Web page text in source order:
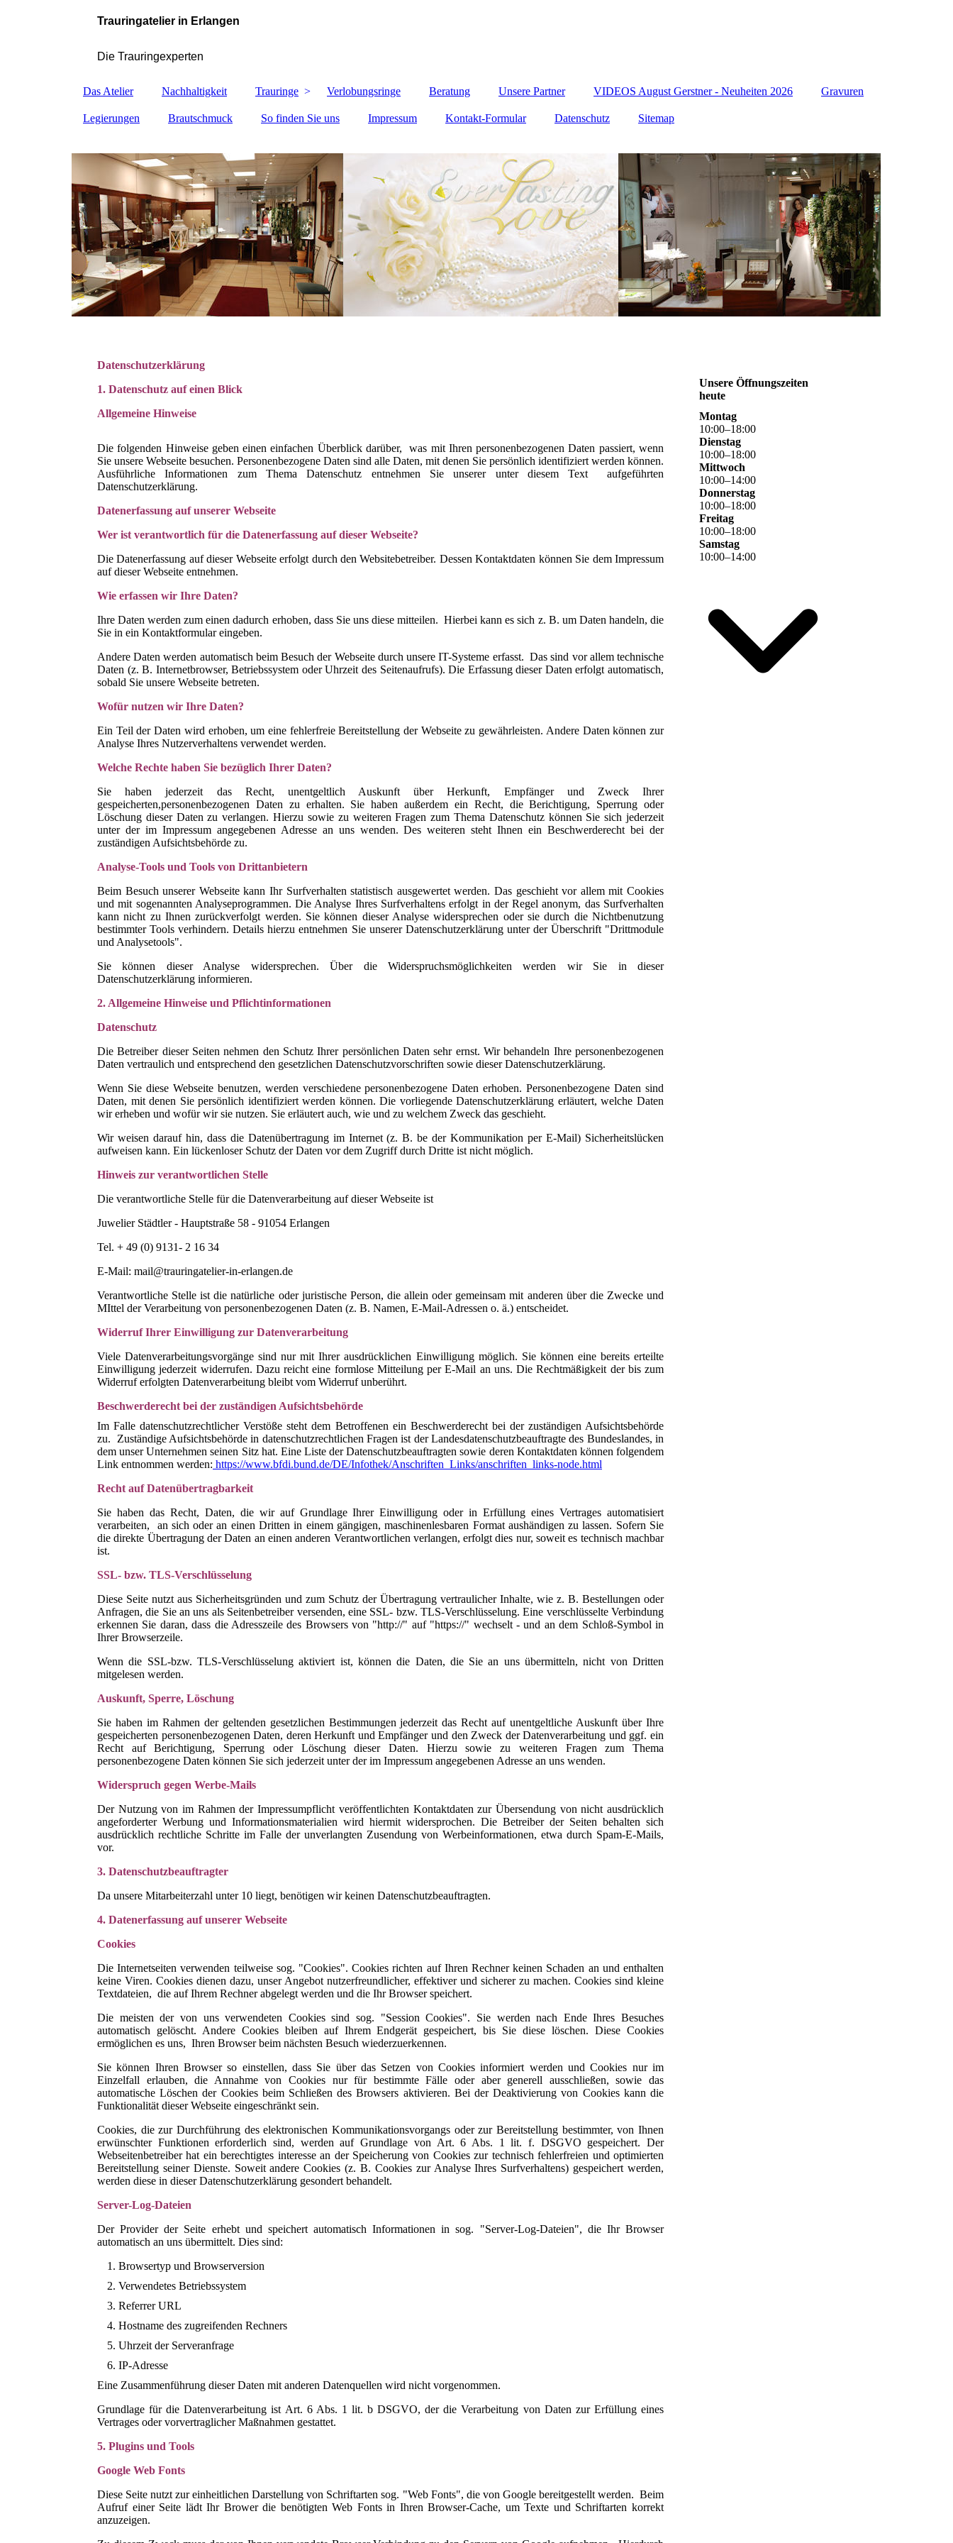
Trauringatelier in Erlangen
Die Trauringexperten
Das Atelier Nachhaltigkeit Trauringe Verlobungsringe Beratung Unsere Partner VIDEOS August Gerstner - Neuheiten 2026 Gravuren
Legierungen Brautschmuck So finden Sie uns Impressum Kontakt-Formular Datenschutz Sitemap
Datenschutzerklärung
1. Datenschutz auf einen Blick
Allgemeine Hinweise
Die folgenden Hinweise geben einen einfachen Überblick darüber, was mit Ihren personenbezogenen Daten passiert, wenn
Sie unsere Webseite besuchen. Personenbezogene Daten sind alle Daten, mit denen Sie persönlich identifiziert werden können.
Ausführliche Informationen zum Thema Datenschutz entnehmen Sie unserer unter diesem Text aufgeführten
Datenschutzerklärung.
Datenerfassung auf unserer Webseite
Wer ist verantwortlich für die Datenerfassung auf dieser Webseite?
Die Datenerfassung auf dieser Webseite erfolgt durch den Websitebetreiber. Dessen Kontaktdaten können Sie dem Impressum
auf dieser Webseite entnehmen.
Wie erfassen wir Ihre Daten?
Ihre Daten werden zum einen dadurch erhoben, dass Sie uns diese mitteilen. Hierbei kann es sich z. B. um Daten handeln, die
Sie in ein Kontaktformular eingeben.
Andere Daten werden automatisch beim Besuch der Webseite durch unsere IT-Systeme erfasst. Das sind vor allem technische
Daten (z. B. Internetbrowser, Betriebssystem oder Uhrzeit des Seitenaufrufs). Die Erfassung dieser Daten erfolgt automatisch,
sobald Sie unsere Webseite betreten.
Wofür nutzen wir Ihre Daten?
Ein Teil der Daten wird erhoben, um eine fehlerfreie Bereitstellung der Webseite zu gewährleisten. Andere Daten können zur
Analyse Ihres Nutzerverhaltens verwendet werden.
Welche Rechte haben Sie bezüglich Ihrer Daten?
Sie haben jederzeit das Recht, unentgeltlich Auskunft über Herkunft, Empfänger und Zweck Ihrer
gespeicherten,personenbezogenen Daten zu erhalten. Sie haben außerdem ein Recht, die Berichtigung, Sperrung oder
Löschung dieser Daten zu verlangen. Hierzu sowie zu weiteren Fragen zum Thema Datenschutz können Sie sich jederzeit
unter der im Impressum angegebenen Adresse an uns wenden. Des weiteren steht Ihnen ein Beschwerderecht bei der
zuständigen Aufsichtsbehörde zu.
Analyse-Tools und Tools von Drittanbietern
Beim Besuch unserer Webseite kann Ihr Surfverhalten statistisch ausgewertet werden. Das geschieht vor allem mit Cookies
und mit sogenannten Analyseprogrammen. Die Analyse Ihres Surfverhaltens erfolgt in der Regel anonym, das Surfverhalten
kann nicht zu Ihnen zurückverfolgt werden. Sie können dieser Analyse widersprechen oder sie durch die Nichtbenutzung
bestimmter Tools verhindern. Details hierzu entnehmen Sie unserer Datenschutzerklärung unter der Überschrift "Drittmodule
und Analysetools".
Sie können dieser Analyse widersprechen. Über die Widerspruchsmöglichkeiten werden wir Sie in dieser
Datenschutzerklärung informieren.
2. Allgemeine Hinweise und Pflichtinformationen
Datenschutz
Die Betreiber dieser Seiten nehmen den Schutz Ihrer persönlichen Daten sehr ernst. Wir behandeln Ihre personenbezogenen
Daten vertraulich und entsprechend den gesetzlichen Datenschutzvorschriften sowie dieser Datenschutzerklärung.
Wenn Sie diese Webseite benutzen, werden verschiedene personenbezogene Daten erhoben. Personenbezogene Daten sind
Daten, mit denen Sie persönlich identifiziert werden können. Die vorliegende Datenschutzerklärung erläutert, welche Daten
wir erheben und wofür wir sie nutzen. Sie erläutert auch, wie und zu welchem Zweck das geschieht.
Wir weisen darauf hin, dass die Datenübertragung im Internet (z. B. be der Kommunikation per E-Mail) Sicherheitslücken
aufweisen kann. Ein lückenloser Schutz der Daten vor dem Zugriff durch Dritte ist nicht möglich.
Hinweis zur verantwortlichen Stelle
Die verantwortliche Stelle für die Datenverarbeitung auf dieser Webseite ist
Juwelier Städtler - Hauptstraße 58 - 91054 Erlangen
Tel. + 49 (0) 9131- 2 16 34
E-Mail: mail@trauringatelier-in-erlangen.de
Verantwortliche Stelle ist die natürliche oder juristische Person, die allein oder gemeinsam mit anderen über die Zwecke und
MIttel der Verarbeitung von personenbezogenen Daten (z. B. Namen, E-Mail-Adressen o. ä.) entscheidet.
Widerruf Ihrer Einwilligung zur Datenverarbeitung
Viele Datenverarbeitungsvorgänge sind nur mit Ihrer ausdrücklichen Einwilligung möglich. Sie können eine bereits erteilte
Einwilligung jederzeit widerrufen. Dazu reicht eine formlose Mitteilung per E-Mail an uns. Die Rechtmäßigkeit der bis zum
Widerruf erfolgten Datenverarbeitung bleibt vom Widerruf unberührt.
Beschwerderecht bei der zuständigen Aufsichtsbehörde
Im Falle datenschutzrechtlicher Verstöße steht dem Betroffenen ein Beschwerderecht bei der zuständigen Aufsichtsbehörde
zu. Zuständige Aufsichtsbehörde in datenschutzrechtlichen Fragen ist der Landesdatenschutzbeauftragte des Bundeslandes, in
dem unser Unternehmen seinen Sitz hat. Eine Liste der Datenschutzbeauftragten sowie deren Kontaktdaten können folgendem
Link entnommen werden: https://www.bfdi.bund.de/DE/Infothek/Anschriften_Links/anschriften_links-node.html
Recht auf Datenübertragbarkeit
Sie haben das Recht, Daten, die wir auf Grundlage Ihrer Einwilligung oder in Erfüllung eines Vertrages automatisiert
verarbeiten, an sich oder an einen Dritten in einem gängigen, maschinenlesbaren Format aushändigen zu lassen. Sofern Sie
die direkte Übertragung der Daten an einen anderen Verantwortlichen verlangen, erfolgt dies nur, soweit es technisch machbar
ist.
SSL- bzw. TLS-Verschlüsselung
Diese Seite nutzt aus Sicherheitsgründen und zum Schutz der Übertragung vertraulicher Inhalte, wie z. B. Bestellungen oder
Anfragen, die Sie an uns als Seitenbetreiber versenden, eine SSL- bzw. TLS-Verschlüsselung. Eine verschlüsselte Verbindung
erkennen Sie daran, dass die Adresszeile des Browsers von "http://" auf "https://" wechselt - und an dem Schloß-Symbol in
Ihrer Browserzeile.
Wenn die SSL-bzw. TLS-Verschlüsselung aktiviert ist, können die Daten, die Sie an uns übermitteln, nicht von Dritten
mitgelesen werden.
Auskunft, Sperre, Löschung
Sie haben im Rahmen der geltenden gesetzlichen Bestimmungen jederzeit das Recht auf unentgeltliche Auskunft über Ihre
gespeicherten personenbezogenen Daten, deren Herkunft und Empfänger und den Zweck der Datenverarbeitung und ggf. ein
Recht auf Berichtigung, Sperrung oder Löschung dieser Daten. Hierzu sowie zu weiteren Fragen zum Thema
personenbezogene Daten können Sie sich jederzeit unter der im Impressum angegebenen Adresse an uns wenden.
Widerspruch gegen Werbe-Mails
Der Nutzung von im Rahmen der Impressumpflicht veröffentlichten Kontaktdaten zur Übersendung von nicht ausdrücklich
angeforderter Werbung und Informationsmaterialien wird hiermit widersprochen. Die Betreiber der Seiten behalten sich
ausdrücklich rechtliche Schritte im Falle der unverlangten Zusendung von Werbeinformationen, etwa durch Spam-E-Mails,
vor.
3. Datenschutzbeauftragter
Da unsere Mitarbeiterzahl unter 10 liegt, benötigen wir keinen Datenschutzbeauftragten.
4. Datenerfassung auf unserer Webseite
Cookies
Die Internetseiten verwenden teilweise sog. "Cookies". Cookies richten auf Ihren Rechner keinen Schaden an und enthalten
keine Viren. Cookies dienen dazu, unser Angebot nutzerfreundlicher, effektiver und sicherer zu machen. Cookies sind kleine
Textdateien, die auf Ihrem Rechner abgelegt werden und die Ihr Browser speichert.
Die meisten der von uns verwendeten Cookies sind sog. "Session Cookies". Sie werden nach Ende Ihres Besuches
automatisch gelöscht. Andere Cookies bleiben auf Ihrem Endgerät gespeichert, bis Sie diese löschen. Diese Cookies
ermöglichen es uns, Ihren Browser beim nächsten Besuch wiederzuerkennen.
Sie können Ihren Browser so einstellen, dass Sie über das Setzen von Cookies informiert werden und Cookies nur im
Einzelfall erlauben, die Annahme von Cookies nur für bestimmte Fälle oder aber generell ausschließen, sowie das
automatische Löschen der Cookies beim Schließen des Browsers aktivieren. Bei der Deaktivierung von Cookies kann die
Funktionalität dieser Webseite eingeschränkt sein.
Cookies, die zur Durchführung des elektronischen Kommunikationsvorgangs oder zur Bereitstellung bestimmter, von Ihnen
erwünschter Funktionen erforderlich sind, werden auf Grundlage von Art. 6 Abs. 1 lit. f. DSGVO gespeichert. Der
Webseitenbetreiber hat ein berechtigtes interesse an der Speicherung von Cookies zur technisch fehlerfreien und optimierten
Bereitstellung seiner Dienste. Soweit andere Cookies (z. B. Cookies zur Analyse Ihres Surfverhaltens) gespeichert werden,
werden diese in dieser Datenschutzerklärung gesondert behandelt.
Server-Log-Dateien
Der Provider der Seite erhebt und speichert automatisch Informationen in sog. "Server-Log-Dateien", die Ihr Browser
automatisch an uns übermittelt. Dies sind:
Browsertyp und Browserversion
Verwendetes Betriebssystem
Referrer URL
Hostname des zugreifenden Rechners
Uhrzeit der Serveranfrage
IP-Adresse
Eine Zusammenführung dieser Daten mit anderen Datenquellen wird nicht vorgenommen.
Grundlage für die Datenverarbeitung ist Art. 6 Abs. 1 lit. b DSGVO, der die Verarbeitung von Daten zur Erfüllung eines
Vertrages oder vorvertraglicher Maßnahmen gestattet.
5. Plugins und Tools
Google Web Fonts
Diese Seite nutzt zur einheitlichen Darstellung von Schriftarten sog. "Web Fonts", die von Google bereitgestellt werden. Beim
Aufruf einer Seite lädt Ihr Brower die benötigten Web Fonts in Ihren Browser-Cache, um Texte und Schriftarten korrekt
anzuzeigen.
Unsere Öffnungszeiten
heute
Montag
10:00–18:00
Dienstag
10:00–18:00
Mittwoch
10:00–14:00
Donnerstag
10:00–18:00
Freitag
10:00–18:00
Samstag
10:00–14:00